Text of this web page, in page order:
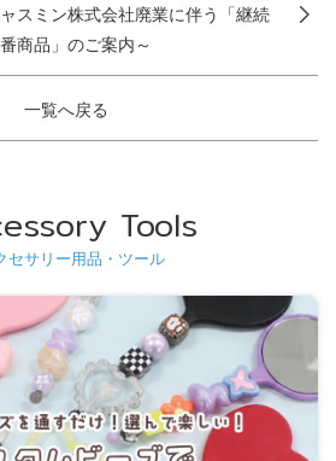
一覧へ戻る
スミン株式会社廃業に伴う「継続
商品」のご案内～
Tools
セサリー用品・ツール